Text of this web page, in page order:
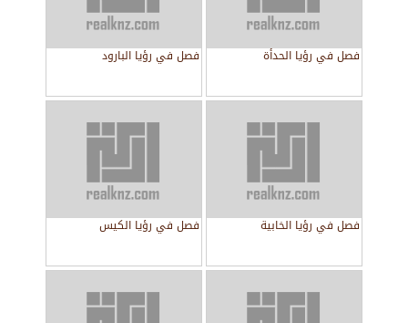
فصل في رؤيا الحدأة فصل في رؤيا البارود
فصل في رؤيا الخابية فصل في رؤيا الكيس